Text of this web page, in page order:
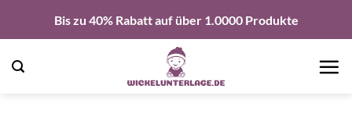
springen
Bis zu 40% Rabatt auf über 1.0000 Produkte